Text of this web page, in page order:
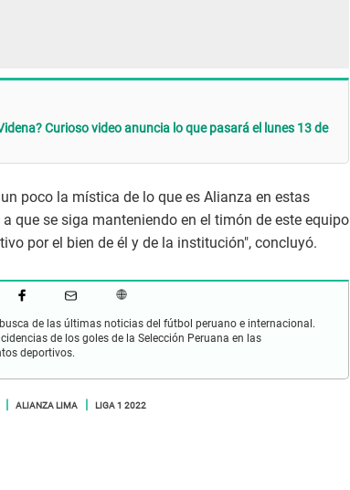
Curioso video anuncia lo que pasará el lunes 13 de
poco la mística de lo que es Alianza en estas
que se siga manteniendo en el timón de este equipo
por el bien de él y de la institución", concluyó.
de las últimas noticias del fútbol peruano e internacional.
de los goles de la Selección Peruana en las
deportivos.
ALIANZA LIMA LIGA 1 2022